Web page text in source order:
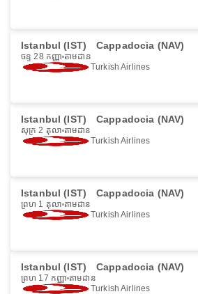
Istanbul (IST) Cappadocia (NAV)
ចន្ទ 28 កញ្ញា តាមដាន
Turkish Airlines
Istanbul (IST) Cappadocia (NAV)
សុក្រ 2 តុលា តាមដាន
Turkish Airlines
Istanbul (IST) Cappadocia (NAV)
ព្រហ 1 តុលា តាមដាន
Turkish Airlines
Istanbul (IST) Cappadocia (NAV)
ព្រហ 17 កញ្ញា តាមដាន
Turkish Airlines